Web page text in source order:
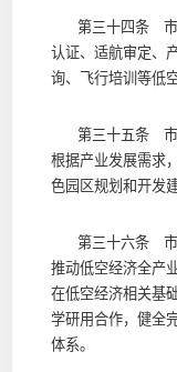
第三十四条 市、
认证、适航审定、
询、飞行培训等低
第三十五条 市
根据产业发展需求
色园区规划和开发
第三十六条 市
推动低空经济全产
在低空经济相关基
学研用合作，健全
体系。